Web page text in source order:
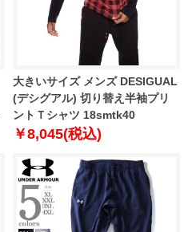
大きいサイズ メンズ DESIGUAL
(デシグアル) 切り替え半袖プリ
ントＴシャツ 18smtk40
￥8,045(税込)